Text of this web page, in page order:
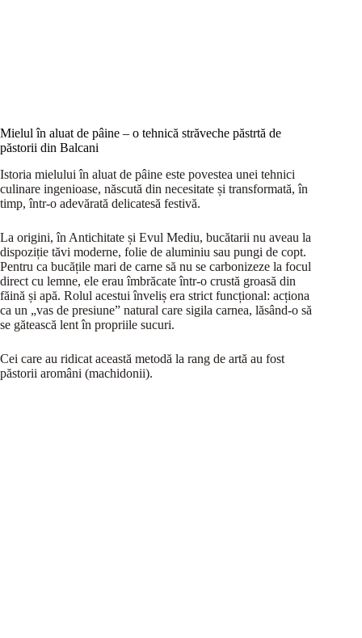
Mielul în aluat de pâine – o tehnică străveche păstrtă de
păstorii din Balcani
Istoria mielului în aluat de pâine este povestea unei tehnici
culinare ingenioase, născută din necesitate și transformată, în
timp, într-o adevărată delicatesă festivă.
La origini, în Antichitate și Evul Mediu, bucătarii nu aveau la
dispoziție tăvi moderne, folie de aluminiu sau pungi de copt.
Pentru ca bucățile mari de carne să nu se carbonizeze la focul
direct cu lemne, ele erau îmbrăcate într-o crustă groasă din
făină și apă. Rolul acestui înveliș era strict funcțional: acționa
ca un „vas de presiune” natural care sigila carnea, lăsând-o să
se gătească lent în propriile sucuri.
Cei care au ridicat această metodă la rang de artă au fost
păstorii aromâni (machidonii).